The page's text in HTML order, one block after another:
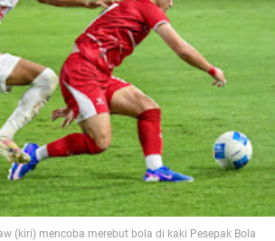
(kiri) mencoba merebut bola di kaki Pesepak Bola